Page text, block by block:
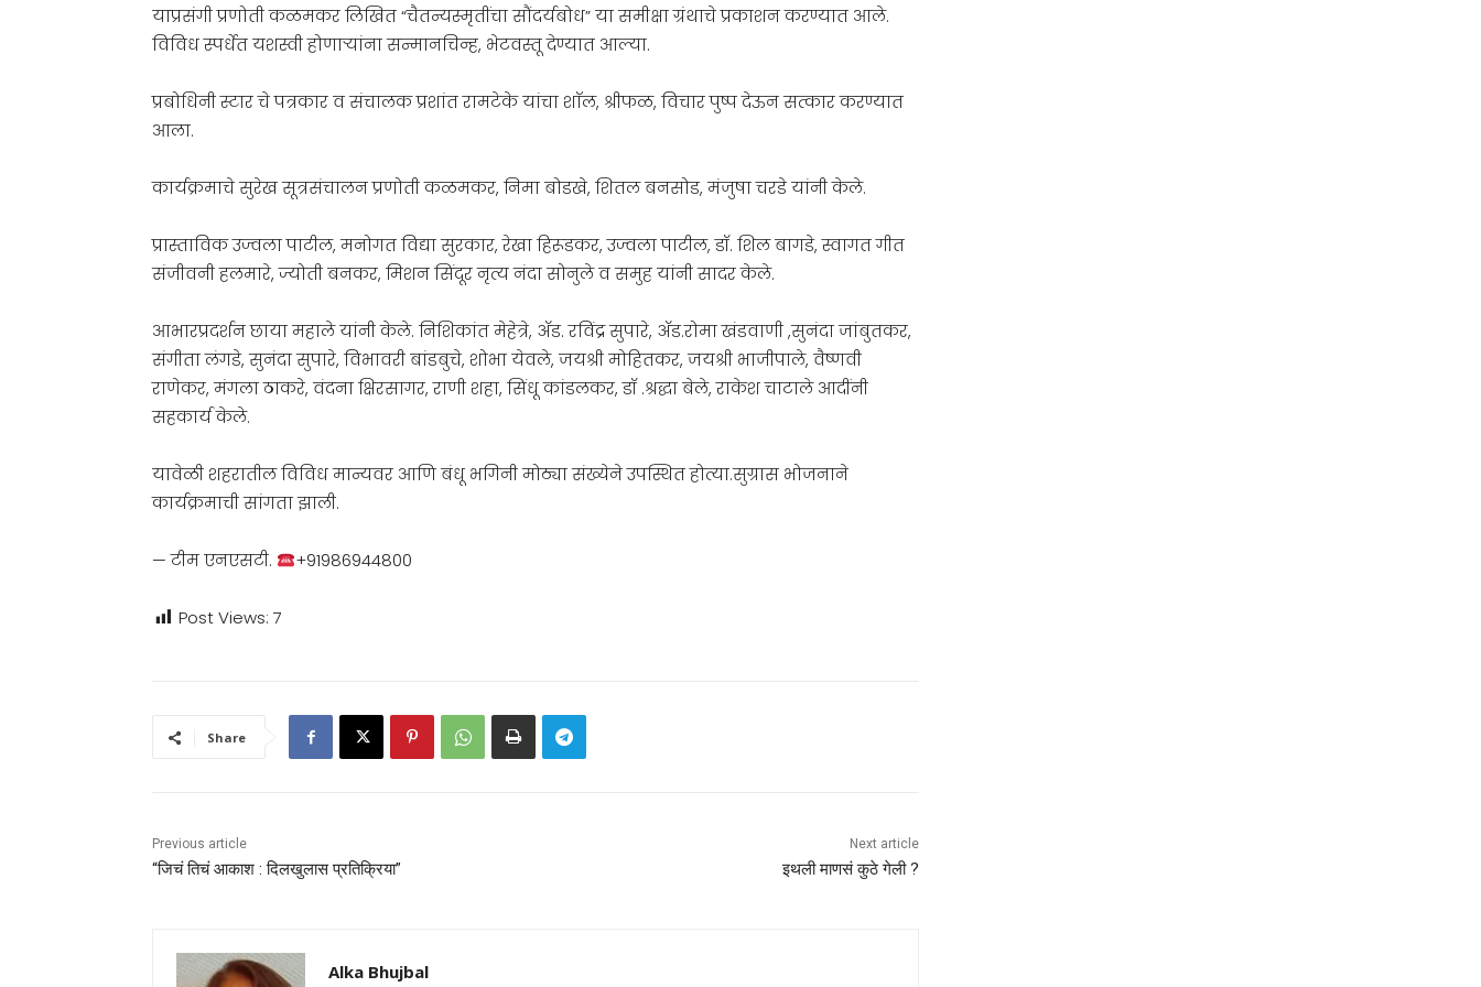
याप्रसंगी प्रणोती कळमकर लिखित “चैतन्यस्मृतींचा सौंदर्यबोध” या समीक्षा ग्रंथाचे प्रकाशन करण्यात आले.
विविध स्पर्धेत यशस्वी होणाऱ्यांना सन्मानचिन्ह, भेटवस्तू देण्यात आल्या.
प्रबोधिनी स्टार चे पत्रकार व संचालक प्रशांत रामटेके यांचा शाॅल, श्रीफळ, विचार पुष्प देऊन सत्कार करण्यात
आला.
कार्यक्रमाचे सुरेख सूत्रसंचालन प्रणोती कळमकर, निमा बोडखे, शितल बनसोड, मंजुषा चरडे यांनी केले.
प्रास्ताविक उज्वला पाटील, मनोगत विद्या सुरकार, रेखा हिरूडकर, उज्वला पाटील, डॉ. शिल बागडे, स्वागत गीत
संजीवनी हलमारे, ज्योती बनकर, मिशन सिंदूर नृत्य नंदा सोनुले व समुह यांनी सादर केले.
आभारप्रदर्शन छाया महाले यांनी केले. निशिकांत मेहेत्रे, ॲड. रविंद्र सुपारे, ॲड.रोमा खंडवाणी ,सुनंदा जांबुतकर,
संगीता लंगडे, सुनंदा सुपारे, विभावरी बांडबुचे, शोभा येवले, जयश्री मोहितकर, जयश्री भाजीपाले, वैष्णवी
राणेकर, मंगला ठाकरे, वंदना क्षिरसागर, राणी शहा, सिंधू कांडलकर, डॉ .श्रद्धा बेले, राकेश चाटाले आदींनी
सहकार्य केले.
यावेळी शहरातील विविध मान्यवर आणि बंधू भगिनी मोठ्या संख्येने उपस्थित होत्या.सुग्रास भोजनाने
कार्यक्रमाची सांगता झाली.
— टीम एनएसटी. +91986944800
Post Views: 7
Share
Previous article
“जिचं तिचं आकाश : दिलखुलास प्रतिक्रिया”
Next article
इथली माणसं कुठे गेली ?
Alka Bhujbal